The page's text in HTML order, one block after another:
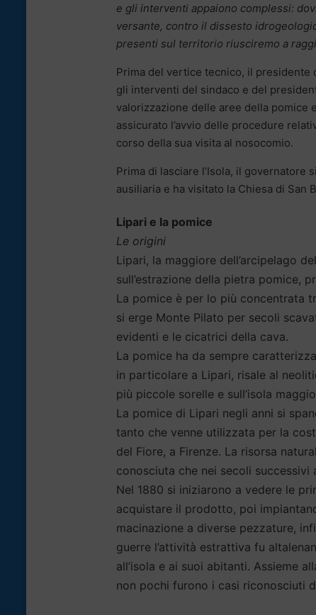
e gli interventi appaiono complessi:
versante, contro il dissesto
presenti sul territorio riusciremo a
Prima del vertice tecnico, il presidente
gli interventi del sindaco e del
valorizzazione delle aree della pomice
assicurato l’avvio delle procedure
corso della sua visita al nosocomio.
Prima di lasciare l’Isola, il governatore
ausiliaria e ha visitato la Chiesa di San
Lipari e la pomice
Le origini
Lipari, la maggiore dell’arcipelago
sull’estrazione della pietra pomice,
La pomice è per lo più concentrata
si erge Monte Pilato per secoli
evidenti e le cicatrici della cava.
La pomice ha da sempre
in particolare a Lipari, risale al
più piccole sorelle e sull’isola
La pomice di Lipari negli anni si
tanto che venne utilizzata per la
del Fiore, a Firenze. La risorsa
conosciuta che nei secoli
Nel 1880 si iniziarono a vedere le
acquistare il prodotto, poi
macinazione a diverse pezzature,
guerre l’attività estrattiva fu
all’isola e ai suoi abitanti. Assieme
non pochi furono i casi riconosciuti